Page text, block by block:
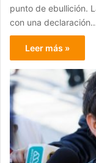
punto de ebullición.
con una declaración…
Leer más »